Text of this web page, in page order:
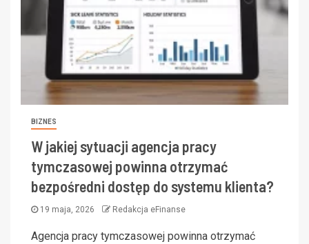
BIZNES
W jakiej sytuacji agencja pracy
tymczasowej powinna otrzymać
bezpośredni dostęp do systemu klienta?
19 maja, 2026 Redakcja eFinanse
Agencja pracy tymczasowej powinna otrzymać